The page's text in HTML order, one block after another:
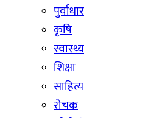
पुर्वाधार
कृषि
स्वास्थ्य
शिक्षा
साहित्य
रोचक